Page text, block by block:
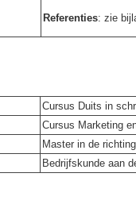
Referenties: zie
Cursus Duits in
Cursus Marketing
Master in de
Bedrijfskunde aan